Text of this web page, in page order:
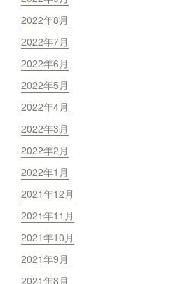
2022年8月
2022年7月
2022年6月
2022年5月
2022年4月
2022年3月
2022年2月
2022年1月
2021年12月
2021年11月
2021年10月
2021年9月
2021年8月